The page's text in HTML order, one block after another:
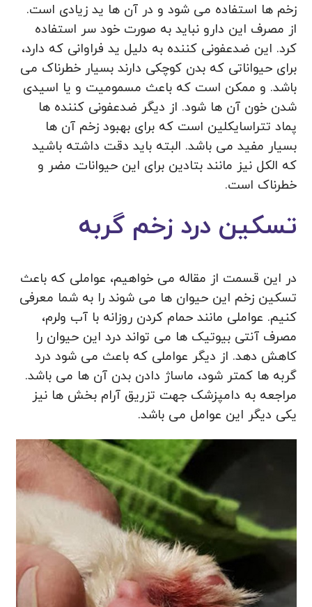
زخم ها استفاده می شود و در آن ها ید زیادی است.
از مصرف این دارو نباید به صورت خود سر استفاده
کرد. این ضدعفونی کننده به دلیل ید فراوانی که دارد،
برای حیواناتی که بدن کوچکی دارند بسیار خطرناک می
باشد. و ممکن است که باعث مسمومیت و یا اسیدی
شدن خون آن ها شود. از دیگر ضدعفونی کننده ها
پماد تتراسایکلین است که برای بهبود زخم آن ها
بسیار مفید می باشد. البته باید دقت داشته باشید
که الکل نیز مانند بتادین برای این حیوانات مضر و
خطرناک است.
تسکین درد زخم گربه
در این قسمت از مقاله می خواهیم، عواملی که باعث
تسکین زخم این حیوان ها می شوند را به شما معرفی
کنیم. عواملی مانند حمام کردن روزانه با آب ولرم،
مصرف آنتی بیوتیک ها می تواند درد این حیوان را
کاهش دهد. از دیگر عواملی که باعث می شود درد
گربه ها کمتر شود، ماساژ دادن بدن آن ها می باشد.
مراجعه به دامپزشک جهت تزریق آرام بخش ها نیز
یکی دیگر این عوامل می باشد.